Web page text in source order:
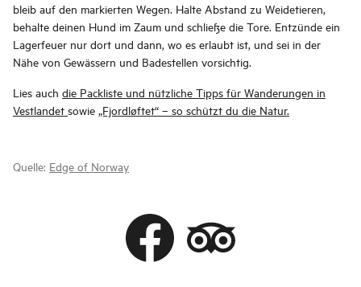
bleib auf den markierten Wegen. Halte Abstand zu Weidetieren,
behalte deinen Hund im Zaum und schließe die Tore. Entzünde ein
Lagerfeuer nur dort und dann, wo es erlaubt ist, und sei in der
Nähe von Gewässern und Badestellen vorsichtig.
Lies auch die Packliste und nützliche Tipps für Wanderungen in
Vestlandet sowie „Fjordløftet“ – so schützt du die Natur.
Quelle: Edge of Norway